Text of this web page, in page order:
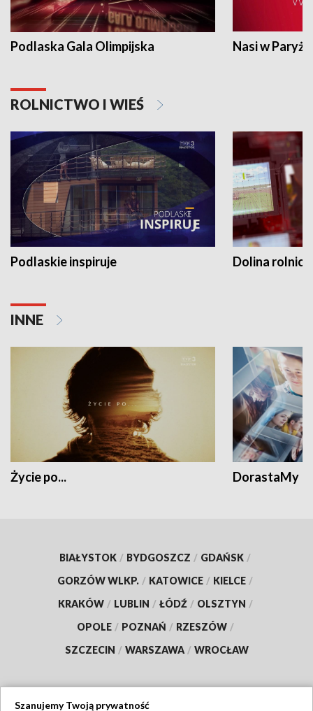
Podlaska Gala Olimpijska Nasi w Paryżu
ROLNICTWO I WIEŚ
Podlaskie inspiruje Dolina
INNE
Życie po... DorastaMy
BIAŁYSTOK / BYDGOSZCZ / GDAŃSK /
GORZÓW WLKP. / KATOWICE / KIELCE /
KRAKÓW / LUBLIN / ŁÓDŹ / OLSZTYN /
OPOLE / POZNAŃ / RZESZÓW /
SZCZECIN / WARSZAWA / WROCŁAW
Szanujemy Twoją prywatność